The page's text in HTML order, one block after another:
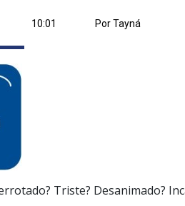
10:01 Por Tayná
Triste? Desanimado?